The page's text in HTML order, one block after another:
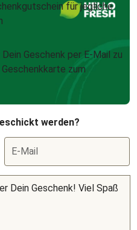
für jegliche
Geschenk per E-Mail zu
zum
werden?
E-Mail